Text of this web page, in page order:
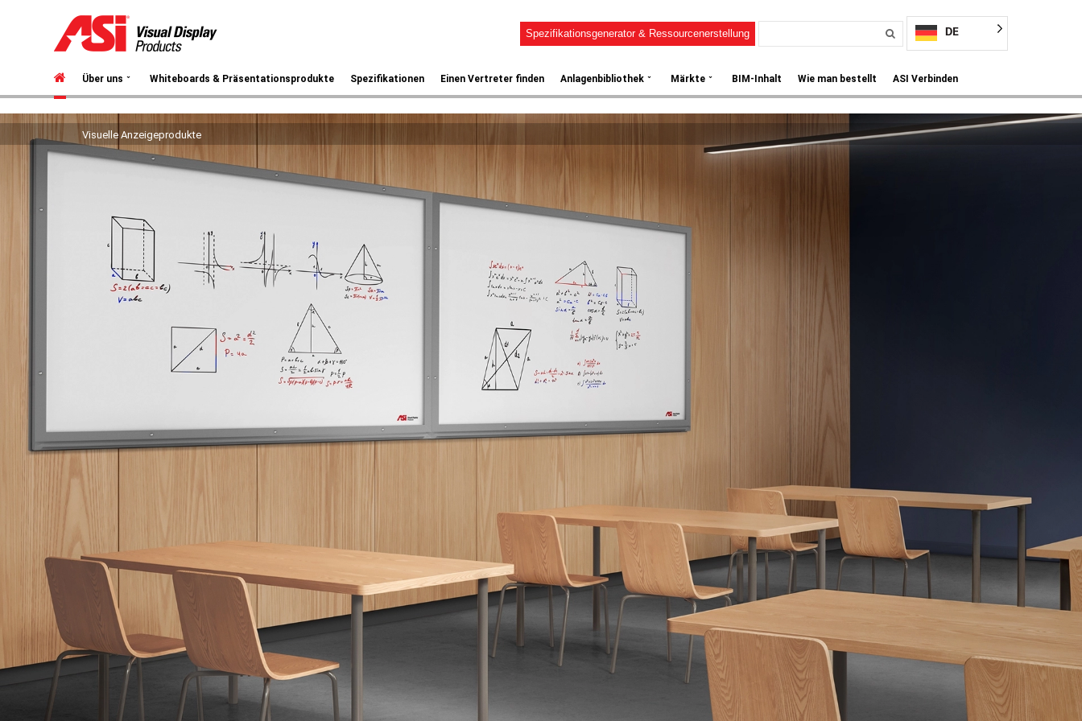
Spezifikationsgenerator & Ressourcenerstellung DE
Über uns ⌄ Whiteboards & Präsentationsprodukte Spezifikationen Einen Vertreter finden Anlagenbibliothek ⌄ Märkte ⌄ BIM-Inhalt Wie man bestellt ASI Verbinden
Visuelle Anzeigeprodukte